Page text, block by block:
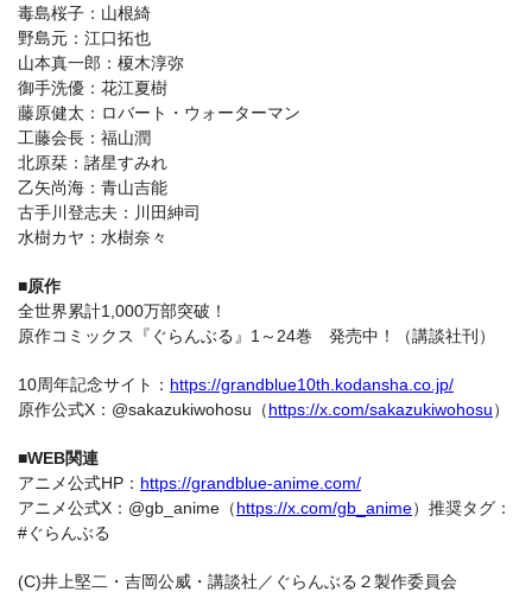
毒島桜子：山根綺
野島元：江口拓也
山本真一郎：榎木淳弥
御手洗優：花江夏樹
藤原健太：ロバート・ウォーターマン
工藤会長：福山潤
北原栞：諸星すみれ
乙矢尚海：青山吉能
古手川登志夫：川田紳司
水樹カヤ：水樹奈々
■原作
全世界累計1,000万部突破！
原作コミックス『ぐらんぶる』1～24巻 発売中！（講談社刊）
10周年記念サイト： https://grandblue10th.kodansha.co.jp/
原作公式X：@sakazukiwohosu（https://x.com/sakazukiwohosu）
■WEB関連
アニメ公式HP： https://grandblue-anime.com/
アニメ公式X：@gb_anime（https://x.com/gb_anime）推奨タグ：
#ぐらんぶる
(C)井上堅二・吉岡公威・講談社／ぐらんぶる２製作委員会